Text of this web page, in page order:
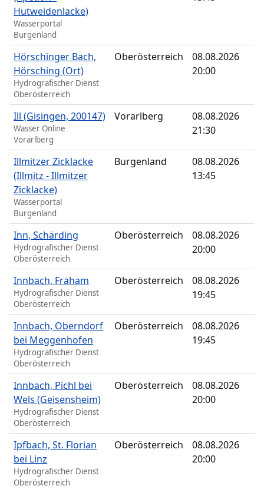
Hutweidenlacke)
Wasserportal
Burgenland
Hörschinger Bach,
Hörsching (Ort)
Hydrografischer Dienst
Oberösterreich
Oberösterreich
08.08.2026
20:00
Ill (Gisingen, 200147)
Wasser Online
Vorarlberg
Vorarlberg
08.08.2026
21:30
Illmitzer Zicklacke
(Illmitz - Illmitzer
Zicklacke)
Wasserportal
Burgenland
Burgenland
08.08.2026
13:45
Inn, Schärding
Hydrografischer Dienst
Oberösterreich
Oberösterreich
08.08.2026
20:00
Innbach, Fraham
Hydrografischer Dienst
Oberösterreich
Oberösterreich
08.08.2026
19:45
Innbach, Oberndorf
bei Meggenhofen
Hydrografischer Dienst
Oberösterreich
Oberösterreich
08.08.2026
19:45
Innbach, Pichl bei
Wels (Geisensheim)
Hydrografischer Dienst
Oberösterreich
Oberösterreich
08.08.2026
20:00
Ipfbach, St. Florian
bei Linz
Hydrografischer Dienst
Oberösterreich
Oberösterreich
08.08.2026
20:00